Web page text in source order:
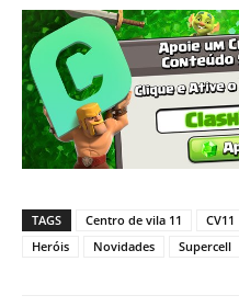
TAGS Centro de vila 11 CV11
Heróis
Novidades Supercell